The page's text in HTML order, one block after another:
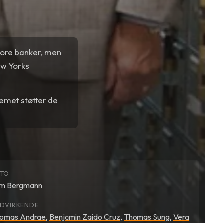
banker, men
Yorks
støtter de
Bergmann
Andrae, Benjamin Zaido Cruz, Thomas Sung, Vera